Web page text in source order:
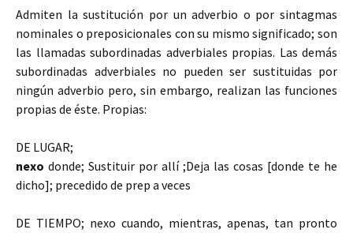
Admiten la sustitución por un adverbio o por sintagmas
nominales o preposicionales con su mismo significado; son
las llamadas subordinadas adverbiales propias. Las demás
subordinadas adverbiales no pueden ser sustituidas por
ningún adverbio pero, sin embargo, realizan las funciones
propias de éste. Propias:
DE LUGAR;
nexo donde; Sustituir por allí ;Deja las cosas [donde te he
dicho]; precedido de prep a veces
DE TIEMPO; nexo cuando, mientras, apenas, tan pronto